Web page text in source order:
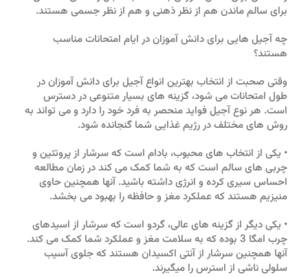
برای سالم ماندن هم از نظر ذهنی و هم از نظر جسمی هستند.
چه آجیل هایی برای دانش آموزان در ایام امتحانات مناسب
هستند؟
وقتی صحبت از انتخاب بهترین انواع آجیل برای دانش آموزان در
طول امتحانات می شود، گزینه های بسیار متنوعی در دسترس
است. هر نوع آجیل فواید منحصر به فرد خود را دارد و می تواند به
روش های مختلف در رژیم غذایی شما گنجانده شود.
• یکی از انتخاب های محبوب، بادام است که سرشار از پروتئین و
چربی های سالم است که به شما کمک می کند در زمان مطالعه
احساس سیری کرده و انرژی داشته باشید. آنها همچنین حاوی
منیزیم هستند که عملکرد مغز و حافظه را بهبود می بخشد.
• یکی دیگر از گزینه های عالی، گردو است که سرشار از اسیدهای
چرب امگا 3 بوده که به سلامت مغز و عملکرد شما کمک می کند.
آنها همچنین سرشار از آنتی اکسیدان هستند که جلوی آسیب
سلولی ناشی از استرس را میگیرند.